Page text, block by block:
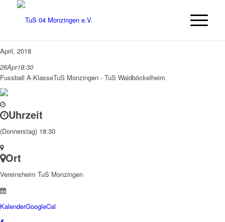
April, 2018
26Apr18:30
Fussball A-KlasseTuS Monzingen - TuS Waldböckelheim
Uhrzeit
(Donnerstag) 18:30
Ort
Vereinsheim TuS Monzingen
KalenderGoogleCal